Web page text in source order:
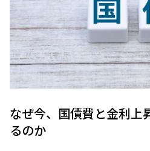
なぜ今、国債費と金利上
るのか